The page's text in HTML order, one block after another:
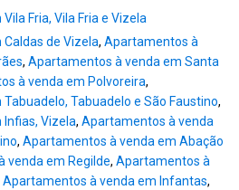
Fria, Vila Fria e Vizela
de Vizela, Apartamentos à
, Apartamentos à venda em Santa
à venda em Polvoreira,
Tabuadelo e São Faustino,
Vizela, Apartamentos à venda
, Apartamentos à venda em Abação
venda em Regilde, Apartamentos à
Apartamentos à venda em Infantas,